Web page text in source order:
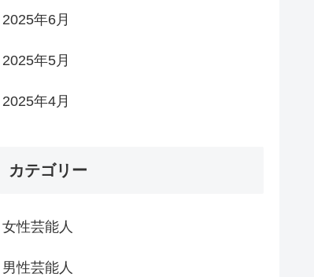
2025年6月
2025年5月
2025年4月
カテゴリー
女性芸能人
男性芸能人